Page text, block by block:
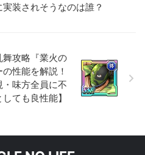
装されそうなのは誰？
舞攻略『業火の
性能を解説！
・味方全員に不
ても良性能】